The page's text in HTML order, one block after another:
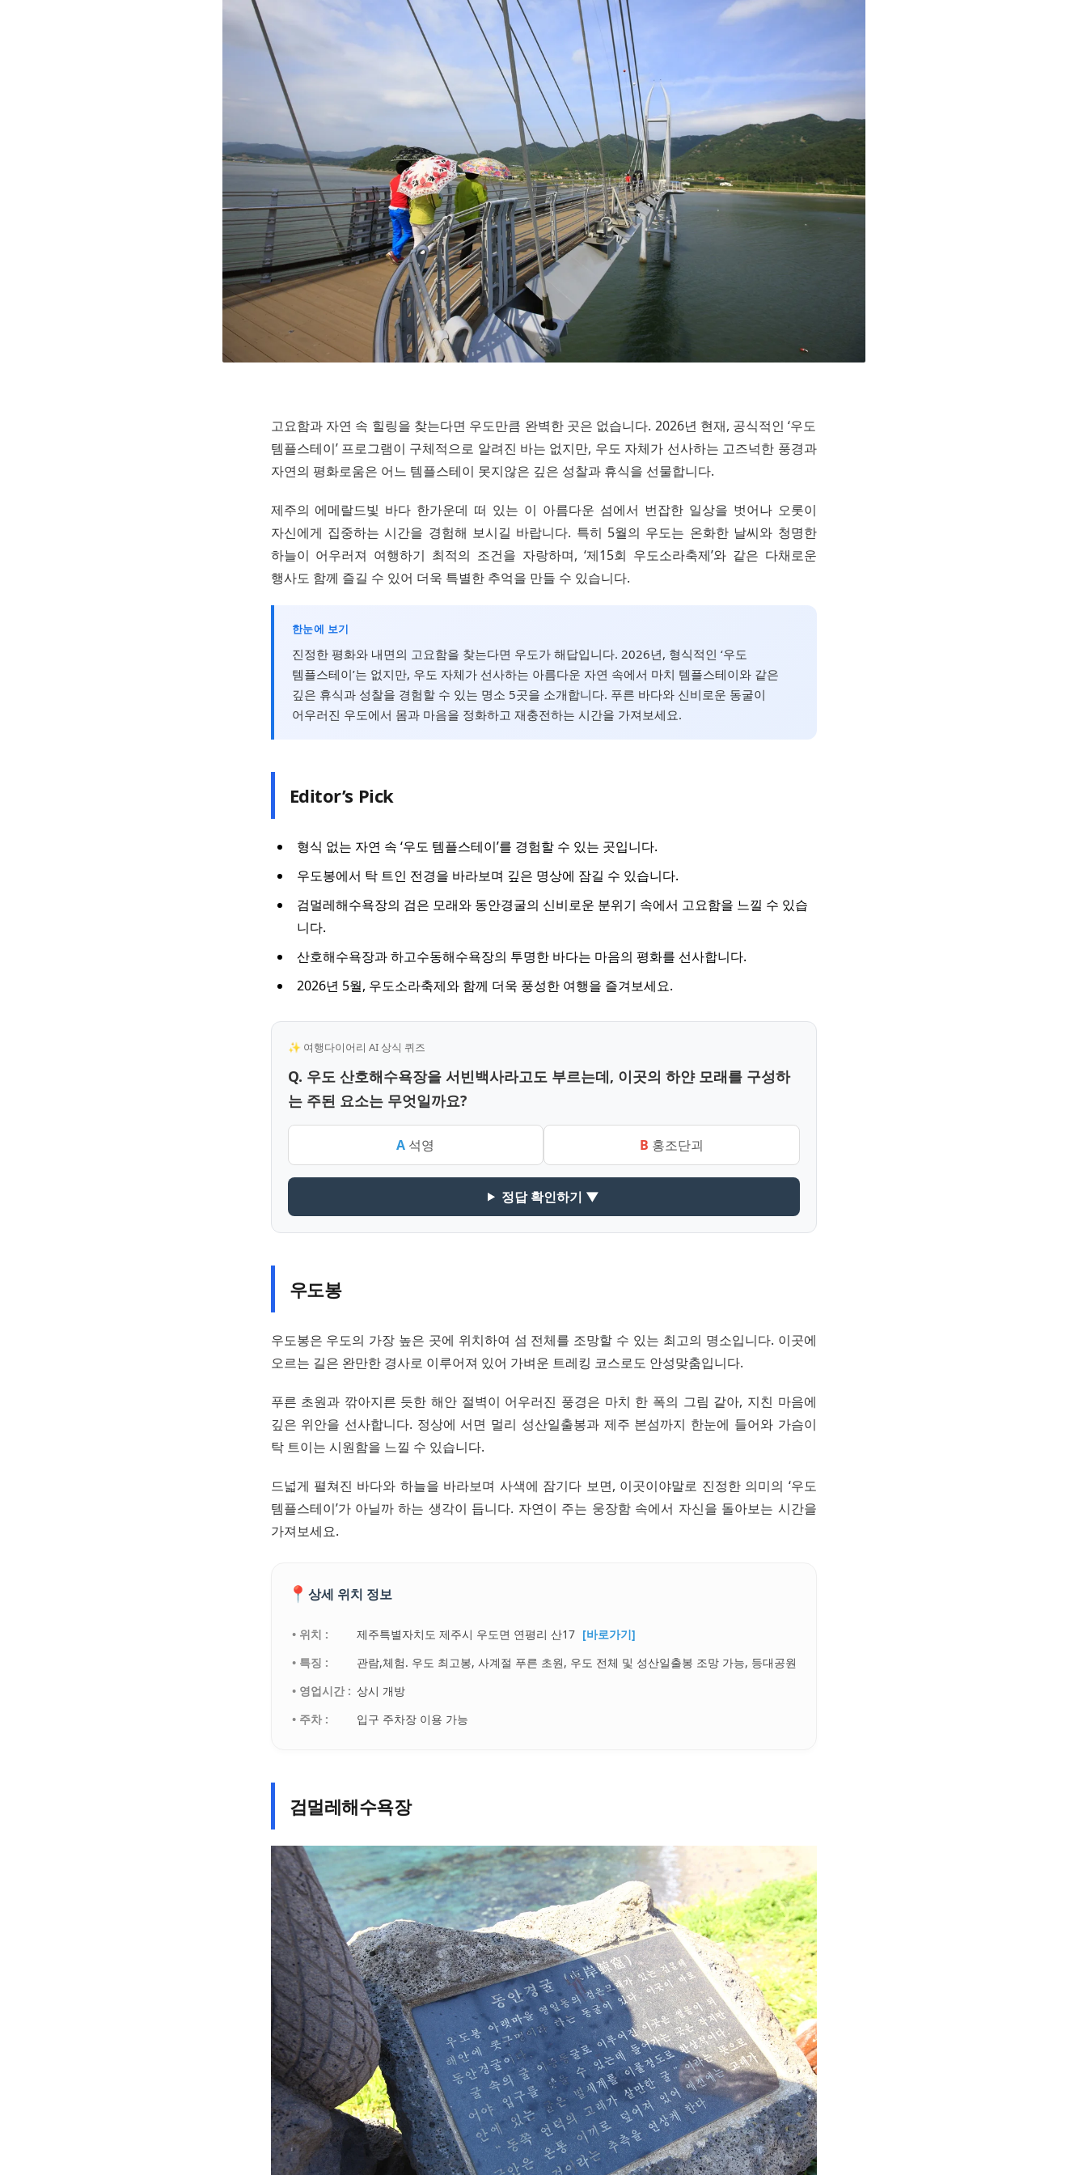
고요함과 자연 속 힐링을 찾는다면 우도만큼 완벽한 곳은 없습니다. 2026년 현재, 공식적인 ‘우도
템플스테이’ 프로그램이 구체적으로 알려진 바는 없지만, 우도 자체가 선사하는 고즈넉한 풍경과
자연의 평화로움은 어느 템플스테이 못지않은 깊은 성찰과 휴식을 선물합니다.
제주의 에메랄드빛 바다 한가운데 떠 있는 이 아름다운 섬에서 번잡한 일상을 벗어나 오롯이
자신에게 집중하는 시간을 경험해 보시길 바랍니다. 특히 5월의 우도는 온화한 날씨와 청명한
하늘이 어우러져 여행하기 최적의 조건을 자랑하며, ‘제15회 우도소라축제’와 같은 다채로운
행사도 함께 즐길 수 있어 더욱 특별한 추억을 만들 수 있습니다.
한눈에 보기
진정한 평화와 내면의 고요함을 찾는다면 우도가 해답입니다. 2026년, 형식적인 ‘우도
템플스테이’는 없지만, 우도 자체가 선사하는 아름다운 자연 속에서 마치 템플스테이와 같은
깊은 휴식과 성찰을 경험할 수 있는 명소 5곳을 소개합니다. 푸른 바다와 신비로운 동굴이
어우러진 우도에서 몸과 마음을 정화하고 재충전하는 시간을 가져보세요.
Editor’s Pick
형식 없는 자연 속 ‘우도 템플스테이’를 경험할 수 있는 곳입니다.
우도봉에서 탁 트인 전경을 바라보며 깊은 명상에 잠길 수 있습니다.
검멀레해수욕장의 검은 모래와 동안경굴의 신비로운 분위기 속에서 고요함을 느낄 수 있습
니다.
산호해수욕장과 하고수동해수욕장의 투명한 바다는 마음의 평화를 선사합니다.
2026년 5월, 우도소라축제와 함께 더욱 풍성한 여행을 즐겨보세요.
✨ 여행다이어리 AI 상식 퀴즈
Q. 우도 산호해수욕장을 서빈백사라고도 부르는데, 이곳의 하얀 모래를 구성하
는 주된 요소는 무엇일까요?
A 석영 B 홍조단괴
정답 확인하기 ▼
우도봉
우도봉은 우도의 가장 높은 곳에 위치하여 섬 전체를 조망할 수 있는 최고의 명소입니다. 이곳에
오르는 길은 완만한 경사로 이루어져 있어 가벼운 트레킹 코스로도 안성맞춤입니다.
푸른 초원과 깎아지른 듯한 해안 절벽이 어우러진 풍경은 마치 한 폭의 그림 같아, 지친 마음에
깊은 위안을 선사합니다. 정상에 서면 멀리 성산일출봉과 제주 본섬까지 한눈에 들어와 가슴이
탁 트이는 시원함을 느낄 수 있습니다.
드넓게 펼쳐진 바다와 하늘을 바라보며 사색에 잠기다 보면, 이곳이야말로 진정한 의미의 ‘우도
템플스테이’가 아닐까 하는 생각이 듭니다. 자연이 주는 웅장함 속에서 자신을 돌아보는 시간을
가져보세요.
📍 상세 위치 정보
• 위치 : 제주특별자치도 제주시 우도면 연평리 산17 [바로가기]
• 특징 :
관람,체험. 우도 최고봉, 사계절 푸른 초원, 우도 전체 및 성산일출봉 조망 가능, 등대공원
• 영업시간 : 상시 개방
• 주차 :
입구 주차장 이용 가능
검멀레해수욕장